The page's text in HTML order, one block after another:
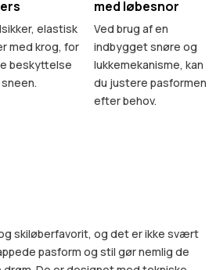
elastisk
med krog, for
beskyttelse
med løbesnor
Ved brug af en
indbygget snøre og
lukkemekanisme, kan
du justere pasformen
efter behov.
skiløberfavorit, og det er ikke svært
pasform og stil gør nemlig de